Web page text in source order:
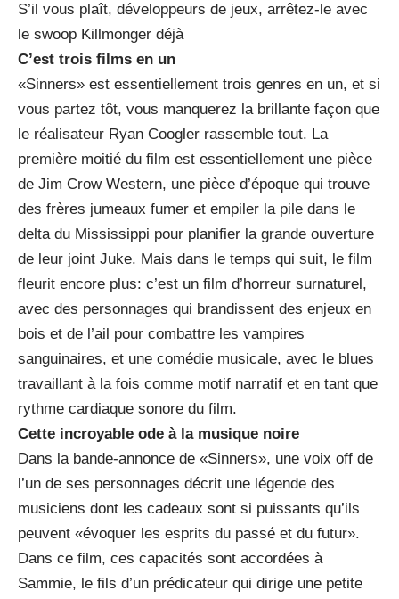
S’il vous plaît, développeurs de jeux, arrêtez-le avec
le swoop Killmonger déjà
C’est trois films en un
«Sinners» est essentiellement trois genres en un, et si
vous partez tôt, vous manquerez la brillante façon que
le réalisateur Ryan Coogler rassemble tout. La
première moitié du film est essentiellement une pièce
de Jim Crow Western, une pièce d’époque qui trouve
des frères jumeaux fumer et empiler la pile dans le
delta du Mississippi pour planifier la grande ouverture
de leur joint Juke. Mais dans le temps qui suit, le film
fleurit encore plus: c’est un film d’horreur surnaturel,
avec des personnages qui brandissent des enjeux en
bois et de l’ail pour combattre les vampires
sanguinaires, et une comédie musicale, avec le blues
travaillant à la fois comme motif narratif et en tant que
rythme cardiaque sonore du film.
Cette incroyable ode à la musique noire
Dans la bande-annonce de «Sinners», une voix off de
l’un de ses personnages décrit une légende des
musiciens dont les cadeaux sont si puissants qu’ils
peuvent «évoquer les esprits du passé et du futur».
Dans ce film, ces capacités sont accordées à
Sammie, le fils d’un prédicateur qui dirige une petite